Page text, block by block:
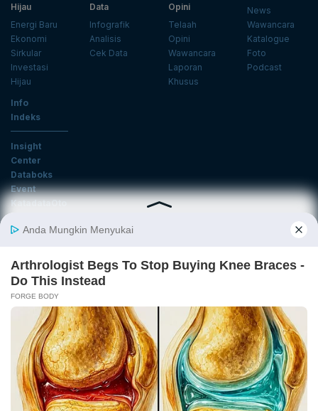
Hijau
Energi Baru
Ekonomi
Sirkular
Investasi
Hijau
Data
Infografik
Analisis
Cek Data
Opini
Telaah
Opini
Wawancara
Laporan
Khusus
News
Wawancara
Katalogue
Foto
Podcast
Info
Indeks
Insight
Center
Databoks
Event
KatadataOto
Email
Daftar
Tentang Katadata Advertising Karier
Pedoman Media Siber
Kebijakan Privasi
Disclaimer
Hubungi Kami
©2026 Katadata. Hak cipta dilindungi Undang-undang.